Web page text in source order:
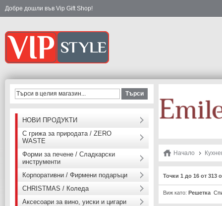
Добре дошли във Vip Gift Shop!
Начало
Точки 1 до 16 от 313
Виж като: Решетка
Търси
НОВИ ПРОДУКТИ
С грижа за природата / ZERO
WASTE
Форми за печене / Сладкарски
инструменти
Корпоративни / Фирмени подаръци
CHRISTMAS / Коледа
Аксесоари за вино, уиски и цигари